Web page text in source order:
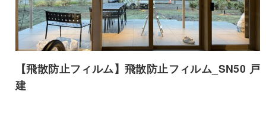
【飛散防止フィルム】飛散防止フィルム_SN50 戸
建